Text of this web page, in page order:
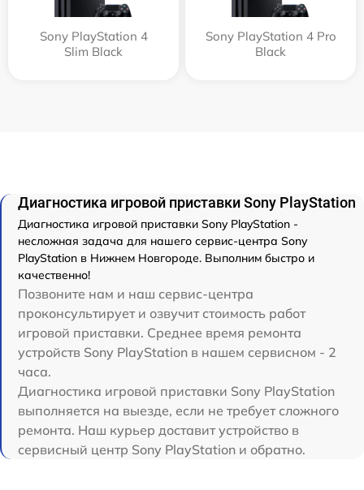
Sony PlayStation 4
Slim Black
Sony PlayStation 4 Pro
Black
Диагностика игровой приставки Sony PlayStation
Диагностика игровой приставки Sony PlayStation -
несложная задача для нашего сервис-центра Sony
PlayStation в Нижнем Новгороде. Выполним быстро и
качественно!
Позвоните нам и наш сервис-центра
проконсультирует и озвучит стоимость работ
игровой приставки. Среднее время ремонта
устройств Sony PlayStation в нашем сервисном - 2
часа.
Диагностика игровой приставки Sony PlayStation
выполняется на выезде, если не требует сложного
ремонта. Наш курьер доставит устройство в
сервисный центр Sony PlayStation и обратно.